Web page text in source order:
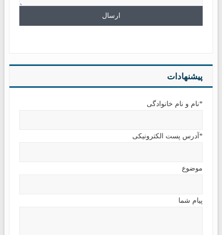
پیشنهادات
*نام و نام خانوادگی
*آدرس پست الکترونیکی
موضوع
پیام شما